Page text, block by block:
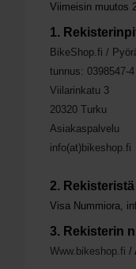
Viimeisin muutos
1.
BikeShop.fi /
tunnus: 0398547-4
Viilarinkatu 3
20320 Turku
Asiakaspalvelu
info(at)bikeshop.fi
2.
Visa Nummiora,
3. Rekisterin
Www.bikeshop.fi /